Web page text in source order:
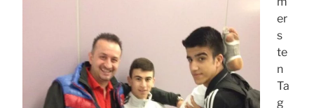
er
s­
te
n
Ta
g